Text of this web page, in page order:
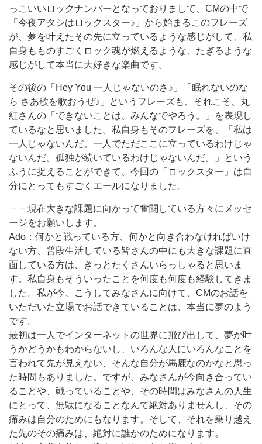
っこいいロックナンバーとなっておりまして、CMの中で
「今夜アタシはロックスター♪」から始まるこのフレーズ
が、夢を叶えたその先に立っているような感じがして、私
自身もものすごくロック魂が燃えるような、たぎるような
感じがして本当に大好きな楽曲です。
その後の「Hey You 一人じゃないのさ♪」「眠れないのな
ら さあ歌を歌おうぜ♪」というフレーズも、それこそ、丸
紅さんの「できないことは、みんなでやろう。」を表現し
ているなと思いました。私自身もそのフレーズを、「私は
一人じゃないんだ。一人でただここに立っているわけじゃ
ないんだ。孤独が続いているわけじゃないんだ。」という
ふうに捉えることができて、今回の「ロックスター」は自
分にとってもすごくエールになりました。
－－現在大きな課題に向かって奮闘している方々にメッセ
ージをお願いします。
Ado：何かと戦っている方、何かと向き合わなければいけ
ない方、普段生活している皆さんの中にも大きな課題に直
面している方は、きっとたくさんいらっしゃると思いま
す。私自身もそういったことを何度も何度も経験してきま
した。私が今、こうしてみなさんに向けて、CMのお話を
いただいた立場でお話できていることは、本当に夢のよう
です。
最初は一人でインターネットの世界に飛び出して、夢が叶
うかどうかもわからないし、いろんな人にいろんなことを
言われて先が見えない、そんな自分が馬鹿なのかなと思っ
た時間もありました。ですが、みなさんが今向き合ってい
ることや、戦っていることや、その時間はみなさんの人生
にとって、無駄になることなんて絶対ありませんし、その
痛みは自分のためにもなります。そして、それを乗り越え
た先のその痛みは、絶対に誰かのためになります。